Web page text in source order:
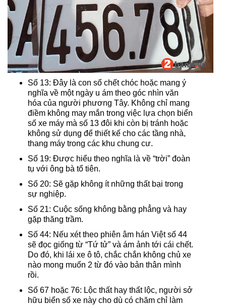
Số 13: Đây là con số chết chóc hoặc mang ý
nghĩa về một ngày u ám theo góc nhìn văn
hóa của người phương Tây. Không chỉ mang
điềm không may mắn trong việc lựa chọn biển
số xe máy mà số 13 đôi khi còn bị tránh hoặc
không sử dụng để thiết kế cho các tầng nhà,
thang máy trong các khu chung cư.
Số 19: Được hiểu theo nghĩa là về “trời” đoàn
tụ với ông bà tổ tiên.
Số 20: Sẽ gặp không ít những thất bại trong
sự nghiệp.
Số 21: Cuộc sống không bằng phẳng và hay
gặp thăng trầm.
Số 44: Nếu xét theo phiên âm hán Việt số 44
sẽ đọc giống từ “Tứ tử” và ám ảnh tới cái chết.
Do đó, khi lái xe ô tô, chắc chắn không chủ xe
nào mong muốn 2 từ đó vào bản thân mình
rồi.
Số 67 hoặc 76: Lộc thất hay thất lộc, người sở
hữu biển số xe này cho dù có chăm chỉ làm